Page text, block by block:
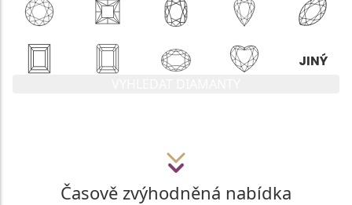
Časově zvýhodněná nabídka